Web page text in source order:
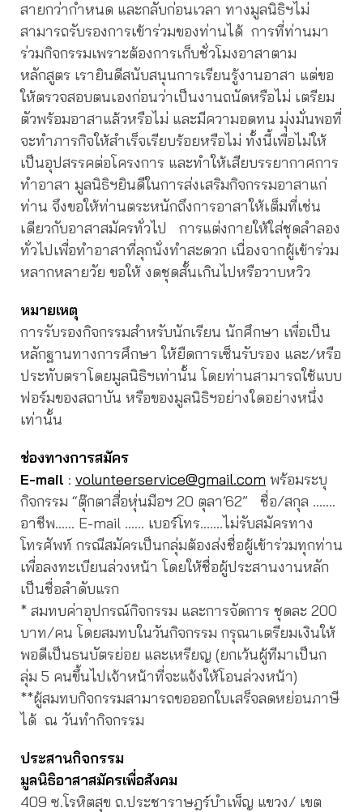
สายกว่ากำหนด และกลับก่อนเวลา ทางมูลนิธิฯไม่
สามารถรับรองการเข้าร่วมของท่านได้ การที่ท่านมา
ร่วมกิจกรรมเพราะต้องการเก็บชั่วโมงอาสาตาม
หลักสูตร เรายินดีสนับสนุนการเรียนรู้งานอาสา แต่ขอ
ให้ตรวจสอบตนเองก่อนว่าเป็นงานถนัดหรือไม่ เตรียม
ตัวพร้อมอาสาแล้วหรือไม่ และมีความอดทน มุ่งมั่นพอที่
จะทำภารกิจให้สำเร็จเรียบร้อยหรือไม่ ทั้งนี้เพื่อไม่ให้
เป็นอุปสรรคต่อโครงการ และทำให้เสียบรรยากาศการ
ทำอาสา มูลนิธิฯยินดีในการส่งเสริมกิจกรรมอาสาแก่
ท่าน จึงขอให้ท่านตระหนักถึงการอาสาให้เต็มที่เช่น
เดียวกับอาสาสมัครทั่วไป การแต่งกายให้ใส่ชุดลำลอง
ทั่วไปเพื่อทำอาสาที่ลุกนั่งทำสะดวก เนื่องจากผู้เข้าร่วม
หลากหลายวัย ขอให้ งดชุดสั้นเกินไปหรือวาบหวิว
หมายเหตุ
การรับรองกิจกรรมสำหรับนักเรียน นักศึกษา เพื่อเป็น
หลักฐานทางการศึกษา ให้ยืดการเซ็นรับรอง และ/หรือ
ประทับตราโดยมูลนิธิฯเท่านั้น โดยท่านสามารถใช้แบบ
ฟอร์มของสถาบัน หรือของมูลนิธิฯอย่างใดอย่างหนึ่ง
เท่านั้น
ช่องทางการสมัคร
E-mail : volunteerservice@gmail.com พร้อมระบุ
กิจกรรม “ตุ๊กตาสื่อหุ่นมือฯ 20 ตุลา’62” ชื่อ/สกุล …….
อาชีพ…… E-mail …… เบอร์โทร…….ไม่รับสมัครทาง
โทรศัพท์ กรณีสมัครเป็นกลุ่มต้องส่งชื่อผู้เข้าร่วมทุกท่าน
เพื่อลงทะเบียนล่วงหน้า โดยให้ชื่อผู้ประสานงานหลัก
เป็นชื่อลำดับแรก
* สมทบค่าอุปกรณ์กิจกรรม และการจัดการ ชุดละ 200
บาท/คน โดยสมทบในวันกิจกรรม กรุณาเตรียมเงินให้
พอดีเป็นธนบัตรย่อย และเหรียญ (ยกเว้นผู้ทีมาเป็นก
ลุ่ม 5 คนขึ้นไปเจ้าหน้าที่จะแจ้งให้โอนล่วงหน้า)
**ผู้สมทบกิจกรรมสามารถขอออกใบเสร็จลดหย่อนภาษี
ได้ ณ วันทำกิจกรรม
ประสานกิจกรรม
มูลนิธิอาสาสมัครเพื่อสังคม
409 ซ.โรหิตสุข ถ.ประชาราษฎร์บำเพ็ญ แขวง/ เขต